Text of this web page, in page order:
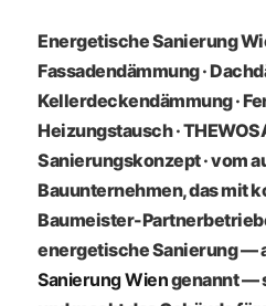
Energetische Sanierung
Fassadendämmung ·
Kellerdeckendämmung ·
Heizungstausch ·
Sanierungskonzept · vom
Bauunternehmen, das mit
Baumeister-
energetische Sanierung —
Sanierung Wiengenannt —